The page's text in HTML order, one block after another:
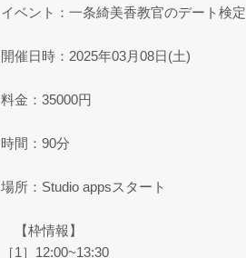
イベント：一条綺美香教官のデート検定
開催日時：2025年03月08日(土)
料金：35000円
時間：90分
場所：Studio appsスタート
【枠情報】
［1］12:00~13:30